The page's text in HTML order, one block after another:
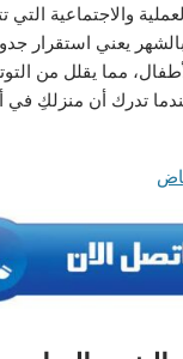
والاجتماعية
يعني استقرار
مما يقلل من
تدرك أن منزلكِ في